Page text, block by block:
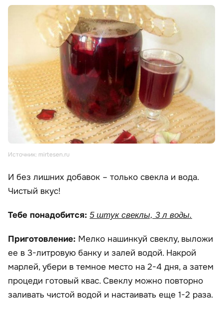
Источник: mirtesen.ru
И без лишних добавок – только свекла и вода.
Чистый вкус!
Тебе понадобится: 5 штук свеклы, 3 л воды.
Приготовление: Мелко нашинкуй свеклу, выложи
ее в 3-литровую банку и залей водой. Накрой
марлей, убери в темное место на 2-4 дня, а затем
процеди готовый квас. Свеклу можно повторно
заливать чистой водой и настаивать еще 1-2 раза.